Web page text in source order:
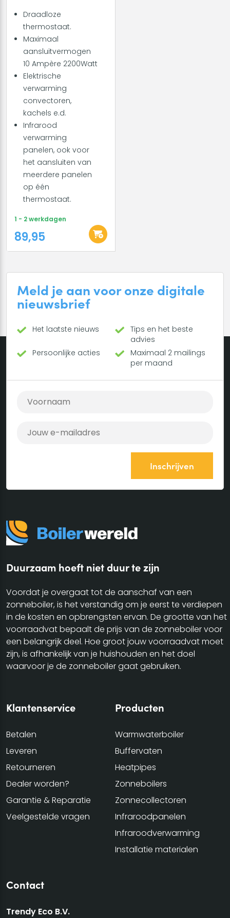
Draadloze
thermostaat.
Maximaal
aansluitvermogen
10 Ampère 2200Watt
Elektrische
verwarming
convectoren,
kachels e.d.
Infrarood
verwarming
panelen, ook voor
het aansluiten van
meerdere panelen
op één
thermostaat.
1 - 2 werkdagen
89,95
Meld je aan voor onze digitale
nieuwsbrief
Het laatste nieuws
Tips en het beste
advies
Persoonlijke acties
Maximaal 2 mailings
per maand
Duurzaam hoeft niet duur te zijn
Voordat je overgaat tot de aanschaf van een
zonneboiler, is het verstandig om je eerst te verdiepen
in de kosten en opbrengsten ervan. De grootte van het
voorraadvat bepaalt de prijs van de zonneboiler voor
een belangrijk deel. Hoe groot jouw voorraadvat moet
zijn, is afhankelijk van je huishouden en het doel
waarvoor je de zonneboiler gaat gebruiken.
Klantenservice
Betalen
Leveren
Retourneren
Dealer worden?
Garantie & Reparatie
Veelgestelde vragen
Producten
Warmwaterboiler
Buffervaten
Heatpipes
Zonneboilers
Zonnecollectoren
Infraroodpanelen
Infraroodverwarming
Installatie materialen
Contact
Trendy Eco B.V.